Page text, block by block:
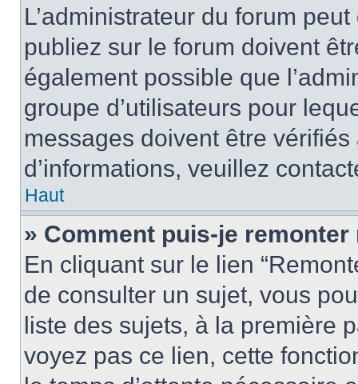
L’administrateur du forum
publiez sur le forum doivent
également possible que
groupe d’utilisateurs pour
messages doivent être
d’informations, veuillez
Haut
» Comment puis-je
En cliquant sur le lien
de consulter un sujet, vous
liste des sujets, à la première
voyez pas ce lien, cette